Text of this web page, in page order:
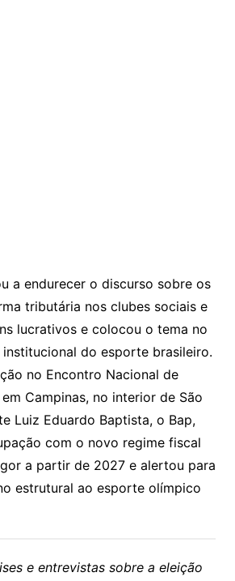
a endurecer o discurso sobre os
tributária nos clubes sociais e
lucrativos e colocou o tema no
do esporte brasileiro.
no Encontro Nacional de
Campinas, no interior de São
Luiz Eduardo Baptista, o Bap,
com o novo regime fiscal
a partir de 2027 e alertou para
estrutural ao esporte olímpico
e entrevistas sobre a eleição